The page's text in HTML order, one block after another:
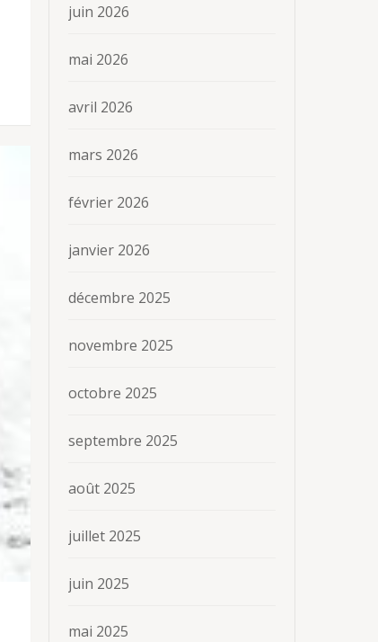
juin 2026
mai 2026
avril 2026
mars 2026
février 2026
janvier 2026
décembre 2025
novembre 2025
octobre 2025
septembre 2025
août 2025
juillet 2025
juin 2025
mai 2025